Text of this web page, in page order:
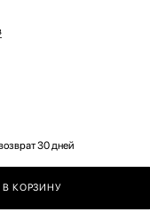
30 дней
В КОРЗИНУ